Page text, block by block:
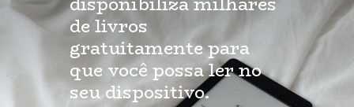
de livros
gratuitamente para
que você possa ler no
seu dispositivo.